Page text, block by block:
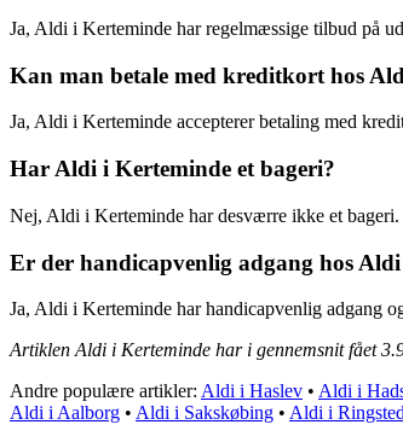
Ja, Aldi i Kerteminde har regelmæssige tilbud på
Kan man betale med kreditkort hos
Ja, Aldi i Kerteminde accepterer betaling med
Har Aldi i Kerteminde et bageri?
Nej, Aldi i Kerteminde har desværre ikke et bageri.
Er der handicapvenlig adgang hos
Ja, Aldi i Kerteminde har handicapvenlig adgang
Artiklen Aldi i Kerteminde har i gennemsnit fået
Andre populære artikler: Aldi i Haslev • Aldi i
Aldi i Aalborg • Aldi i Sakskøbing • Aldi i Ringsted